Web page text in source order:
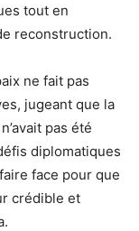
tout en
reconstruction.
ne fait pas
jugeant que la
pas été
diplomatiques
face pour que
crédible et